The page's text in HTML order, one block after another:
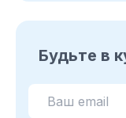
Будьте в